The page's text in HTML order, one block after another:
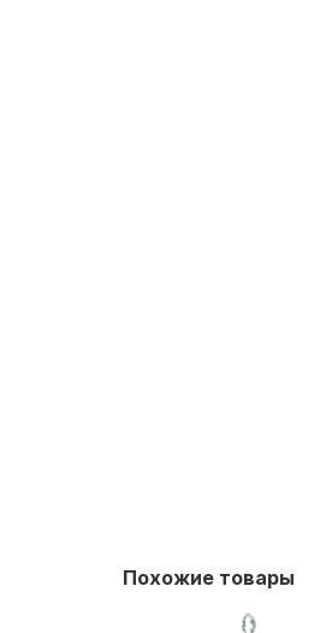
Похожие товары